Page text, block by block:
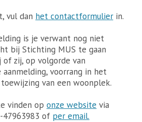
vul dan het contactformulier in.
is je verwant nog niet
bij Stichting MUS te gaan
zij, op volgorde van
voorrang in het
van een woonplek.
vinden op onze website via
of per email.